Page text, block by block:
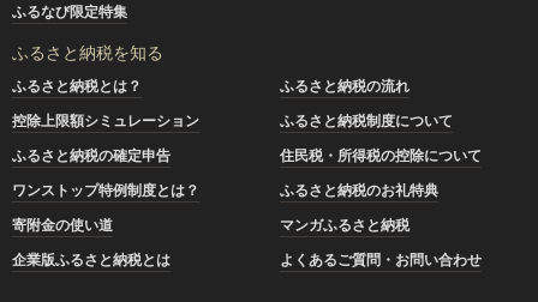
ふるなび限定特集
ふるさと納税を知る
ふるさと納税とは？
ふるさと納税の流れ
控除上限額シミュレーション
ふるさと納税制度について
ふるさと納税の確定申告
住民税・所得税の控除について
ワンストップ特例制度とは？
ふるさと納税のお礼特典
寄附金の使い道
マンガふるさと納税
企業版ふるさと納税とは
よくあるご質問・お問い合わせ